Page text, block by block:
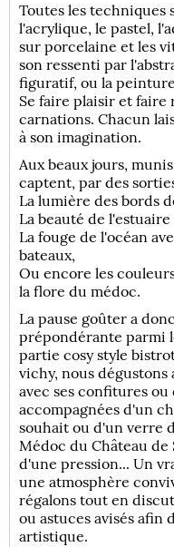
Toutes les techniques
l'acrylique, le pastel,
sur porcelaine et les
son ressenti par
figuratif, ou la
Se faire plaisir et faire
carnations. Chacun
à son imagination.
Aux beaux jours,
captent, par des
La lumière des bords
La beauté de
La fouge de l'océan
bateaux,
Ou encore les
la flore du médoc.
La pause goûter a
prépondérante parmi
partie cosy style
vichy, nous
avec ses confitures ou
accompagnées d'un
souhait ou d'un verre
Médoc du Château
d'une pression... Un
une atmosphère
régalons tout en
ou astuces avisés afin
artistique.